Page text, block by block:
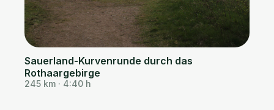
Sauerland-Kurvenrunde durch das
Rothaargebirge
245 km · 4:40 h